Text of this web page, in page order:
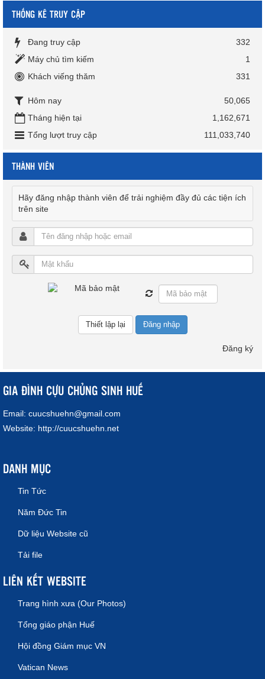
THỐNG KÊ TRUY CẬP
Đang truy cập
332
Máy chủ tìm kiếm
1
Khách viếng thăm
331
Hôm nay
50,065
Tháng hiện tại
1,162,671
Tổng lượt truy cập
111,033,740
THÀNH VIÊN
Hãy đăng nhập thành viên để trải nghiệm đầy đủ các tiện ích
trên site
Đăng nhập
Đăng ký
GIA ĐÌNH CỰU CHỦNG SINH HUẾ
Email: cuucshuehn@gmail.com
Website: http://cuucshuehn.net
DANH MỤC
Tin Tức
Năm Đức Tin
Dữ liệu Website cũ
Tải file
LIÊN KẾT WEBSITE
Trang hình xưa (Our Photos)
Tổng giáo phận Huế
Hội đồng Giám mục VN
Vatican News